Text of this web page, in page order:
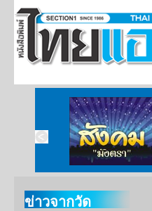
สังคมมังตรา
ข่าวจากวัด